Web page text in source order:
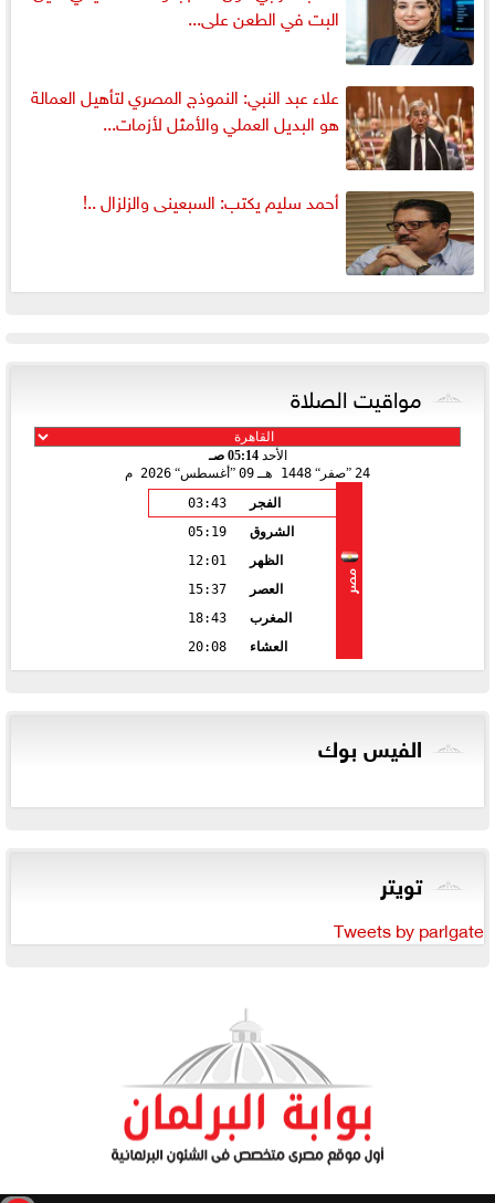
البت في الطعن على...
علاء عبد النبي: النموذج المصري لتأهيل العمالة
هو البديل العملي والأمثل لأزمات...
أحمد سليم يكتب: السبعينى والزلزال ..!
مواقيت الصلاة
الأحد05:14 صـ
24 صفر 1448 هـ 09 أغسطس 2026 م
مصر
الفجر
03:43
الشروق
05:19
الظهر
12:01
العصر
15:37
المغرب
18:43
العشاء
20:08
الفيس بوك
تويتر
Tweets by parlgate